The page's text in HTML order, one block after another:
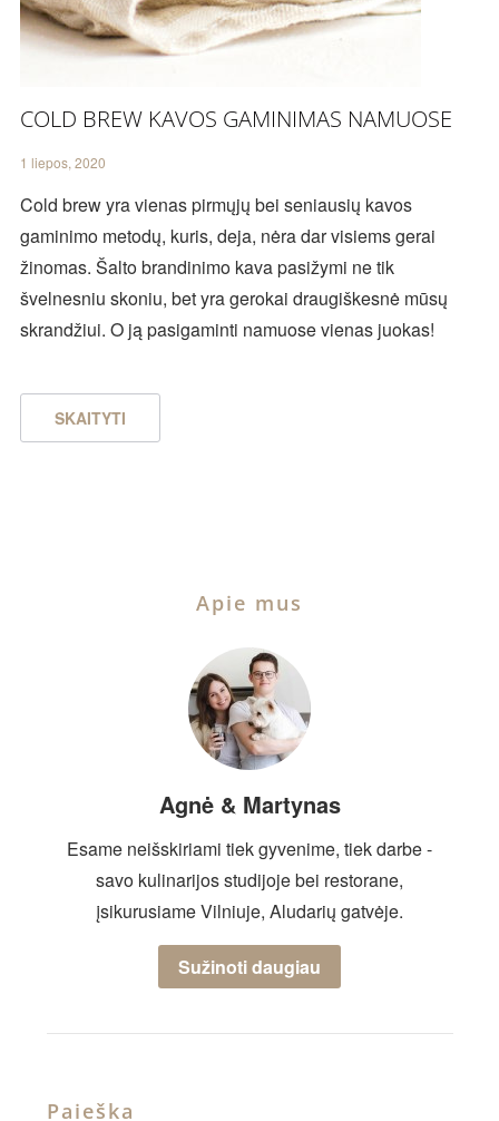
COLD BREW KAVOS GAMINIMAS NAMUOSE
1 liepos, 2020
Cold brew yra vienas pirmųjų bei seniausių kavos
gaminimo metodų, kuris, deja, nėra dar visiems gerai
žinomas. Šalto brandinimo kava pasižymi ne tik
švelnesniu skoniu, bet yra gerokai draugiškesnė mūsų
skrandžiui. O ją pasigaminti namuose vienas juokas!
SKAITYTI
Apie mus
Agnė & Martynas
Esame neišskiriami tiek gyvenime, tiek darbe -
savo kulinarijos studijoje bei restorane,
įsikurusiame Vilniuje, Aludarių gatvėje.
Sužinoti daugiau
Paieška